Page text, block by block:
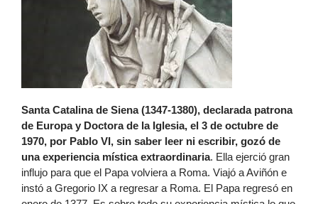
Santa Catalina de Siena (1347-1380), declarada patrona
de Europa y Doctora de la Iglesia, el 3 de octubre de
1970, por Pablo VI, sin saber leer ni escribir, gozó de
una experiencia mística extraordinaria. Ella ejerció gran
influjo para que el Papa volviera a Roma. Viajó a Aviñón e
instó a Gregorio IX a regresar a Roma. El Papa regresó en